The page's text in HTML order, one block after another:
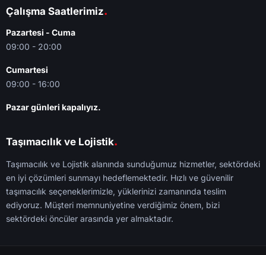
Çalışma Saatlerimiz.
Pazartesi - Cuma
09:00 - 20:00
Cumartesi
09:00 - 16:00
Pazar günleri kapalıyız.
Taşımacılık ve Lojistik.
Taşımacılık ve Lojistik alanında sunduğumuz hizmetler, sektördeki
en iyi çözümleri sunmayı hedeflemektedir. Hızlı ve güvenilir
taşımacılık seçeneklerimizle, yüklerinizi zamanında teslim
ediyoruz. Müşteri memnuniyetine verdiğimiz önem, bizi
sektördeki öncüler arasında yer almaktadır.